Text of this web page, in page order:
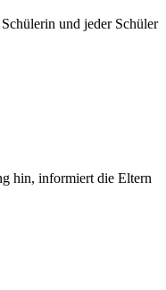
und jeder Schüler
hin, informiert die Eltern